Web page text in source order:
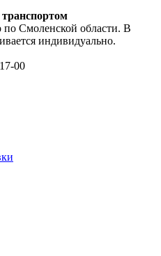
по Смоленской области. В
индивидуально.
00